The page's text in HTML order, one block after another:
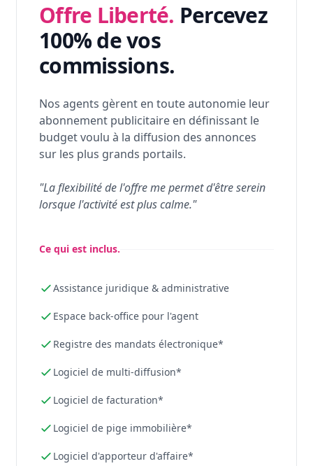
Offre Liberté. Percevez
100% de vos
commissions.
Nos agents gèrent en toute autonomie leur
abonnement publicitaire en définissant le
budget voulu à la diffusion des annonces
sur les plus grands portails.
"La flexibilité de l'offre me permet d'être serein
lorsque l'activité est plus calme."
Ce qui est inclus.
Assistance juridique & administrative
Espace back-office pour l'agent
Registre des mandats électronique*
Logiciel de multi-diffusion*
Logiciel de facturation*
Logiciel de pige immobilière*
Logiciel d'apporteur d'affaire*